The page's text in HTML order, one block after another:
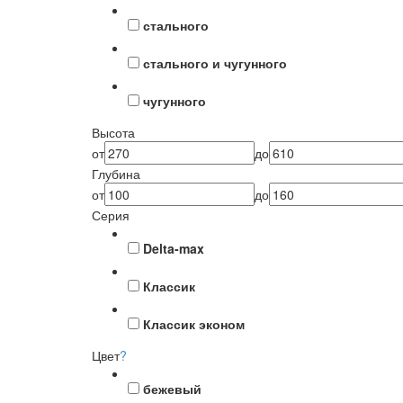
стального
стального и чугунного
чугунного
Высота
от
до
Глубина
от
до
Серия
Delta-max
Классик
Классик эконом
Цвет?
бежевый